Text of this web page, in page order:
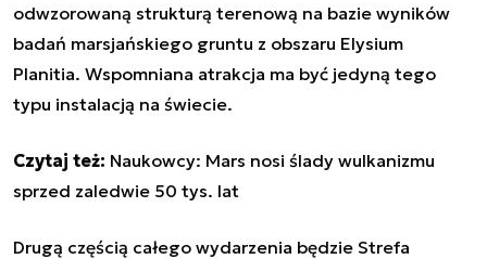
odwzorowaną strukturą terenową na bazie wyników
badań marsjańskiego gruntu z obszaru Elysium
Planitia. Wspomniana atrakcja ma być jedyną tego
typu instalacją na świecie.
Czytaj też: Naukowcy: Mars nosi ślady wulkanizmu
sprzed zaledwie 50 tys. lat
Drugą częścią całego wydarzenia będzie Strefa